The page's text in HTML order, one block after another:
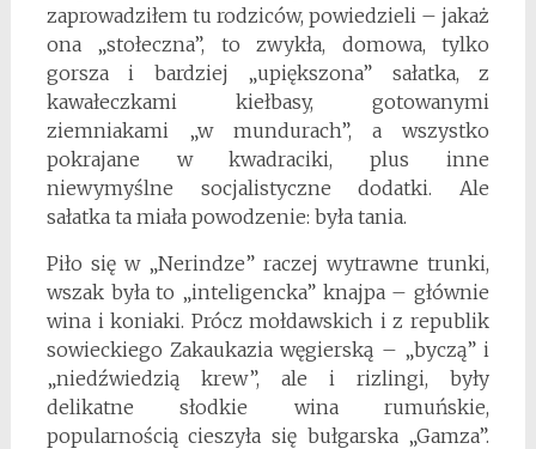
zaprowadziłem tu rodziców, powiedzieli – jakaż
ona „stołeczna”, to zwykła, domowa, tylko
gorsza i bardziej „upiększona” sałatka, z
kawałeczkami kiełbasy, gotowanymi
ziemniakami „w mundurach”, a wszystko
pokrajane w kwadraciki, plus inne
niewymyślne socjalistyczne dodatki. Ale
sałatka ta miała powodzenie: była tania.
Piło się w „Nerindze” raczej wytrawne trunki,
wszak była to „inteligencka” knajpa – głównie
wina i koniaki. Prócz mołdawskich i z republik
sowieckiego Zakaukazia węgierską – „byczą” i
„niedźwiedzią krew”, ale i rizlingi, były
delikatne słodkie wina rumuńskie,
popularnością cieszyła się bułgarska „Gamza”.